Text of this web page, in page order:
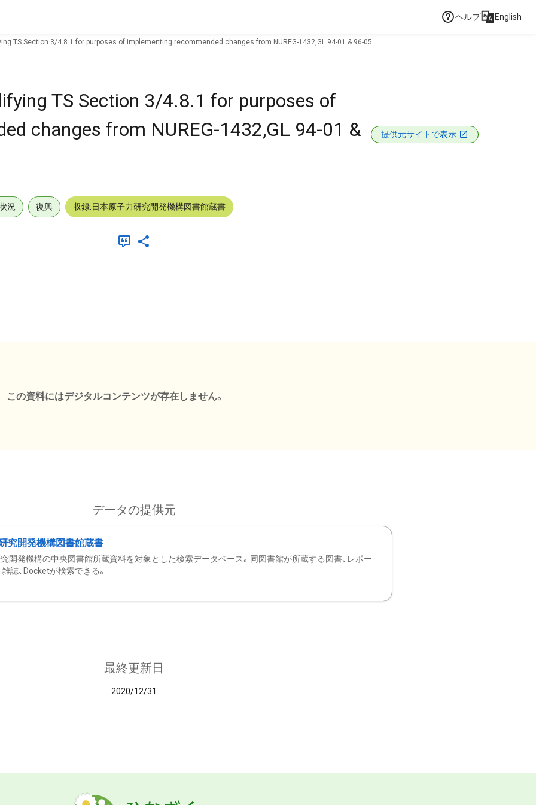
ヘルプ English
TS Section 3/4.8.1 for purposes of implementing recommended changes from NUREG-1432,GL 94-01 & 96-05.
TS Section 3/4.8.1 for purposes of
changes from NUREG-1432,GL 94-01 &
提供元サイトで表示
況 復興 収録:日本原子力研究開発機構図書館蔵書
この資料にはデジタルコンテンツが存在しません。
データの提供元
究開発機構図書館蔵書
開発機構の中央図書館所蔵資料を対象とした検索データベース。同図書館が所蔵する図書、レポー
雑誌、Docketが検索できる。
最終更新日
2020/12/31